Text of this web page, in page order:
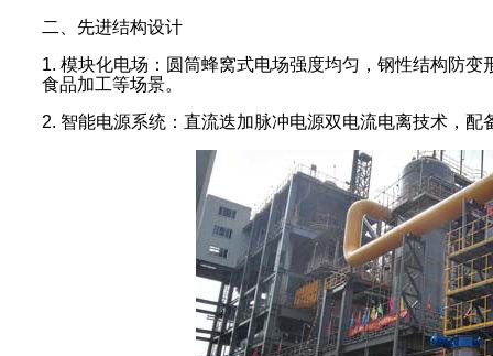
二、先进结构设计
1. 模块化电场：圆筒蜂窝式电场强度均匀，钢性结构防
食品加工等场景。
2. 智能电源系统：直流迭加脉冲电源双电流电离技术，